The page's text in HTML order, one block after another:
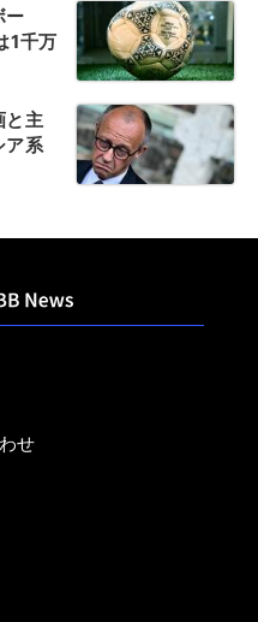
ー
1千万
と主
ア系
せ